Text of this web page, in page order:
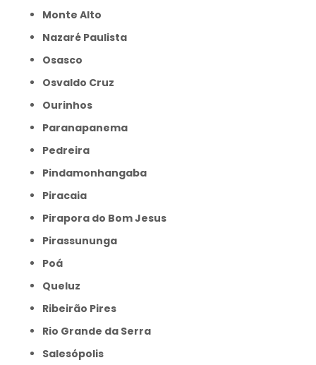
Monte Alto
Nazaré Paulista
Osasco
Osvaldo Cruz
Ourinhos
Paranapanema
Pedreira
Pindamonhangaba
Piracaia
Pirapora do Bom Jesus
Pirassununga
Poá
Queluz
Ribeirão Pires
Rio Grande da Serra
Salesópolis